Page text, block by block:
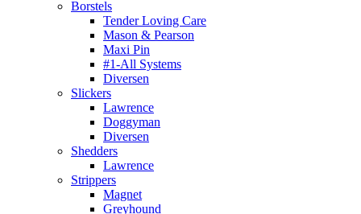
Borstels
Tender Loving Care
Mason & Pearson
Maxi Pin
#1-All Systems
Diversen
Slickers
Lawrence
Doggyman
Diversen
Shedders
Lawrence
Strippers
Magnet
Greyhound